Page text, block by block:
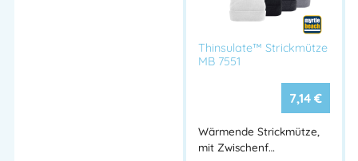
Thinsulate™ Strickmütze
MB 7551
7,14 €
Wärmende Strickmütze,
mit Zwischenf…